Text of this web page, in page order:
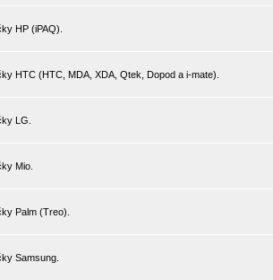
HP (iPAQ).
HTC (HTC, MDA, XDA, Qtek, Dopod a i-mate).
LG.
Mio.
Palm (Treo).
Samsung.